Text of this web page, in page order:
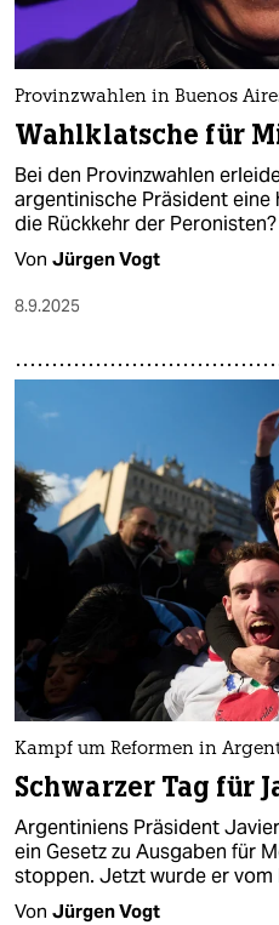
Provinzwahlen in Buenos
Wahlklatsche für
Bei den Provinzwahlen
argentinische Präsident eine
die Rückkehr der Peronisten?
Von Jürgen Vogt
8.9.2025
Kampf um Reformen in
Schwarzer Tag für
Argentiniens Präsident
ein Gesetz zu Ausgaben für
stoppen. Jetzt wurde er
Von Jürgen Vogt